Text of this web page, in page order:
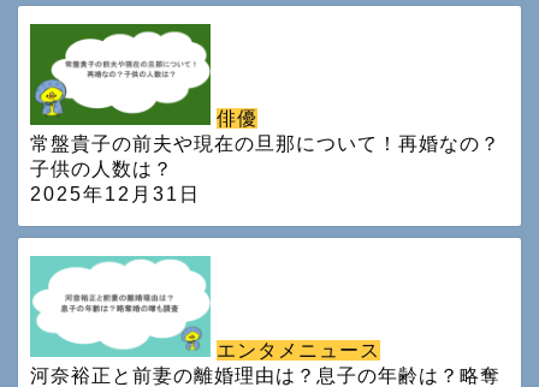
俳優
常盤貴子の前夫や現在の旦那について！再婚なの？
子供の人数は？
2025年12月31日
エンタメニュース
河奈裕正と前妻の離婚理由は？息子の年齢は？略奪